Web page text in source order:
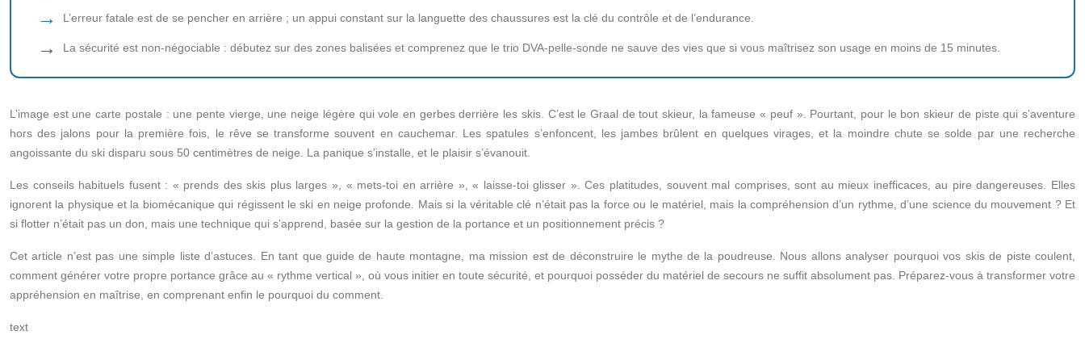
L’erreur fatale est de se pencher en arrière ; un appui constant sur la languette des chaussures est la clé du contrôle et de l’endurance.
La sécurité est non-négociable : débutez sur des zones balisées et comprenez que le trio DVA-pelle-sonde ne sauve des vies que si vous maîtrisez son usage en moins de 15 minutes.
L’image est une carte postale : une pente vierge, une neige légère qui vole en gerbes derrière les skis. C’est le Graal de tout skieur, la fameuse « peuf ». Pourtant, pour le bon skieur de piste qui s’aventure
hors des jalons pour la première fois, le rêve se transforme souvent en cauchemar. Les spatules s’enfoncent, les jambes brûlent en quelques virages, et la moindre chute se solde par une recherche
angoissante du ski disparu sous 50 centimètres de neige. La panique s’installe, et le plaisir s’évanouit.
Les conseils habituels fusent : « prends des skis plus larges », « mets-toi en arrière », « laisse-toi glisser ». Ces platitudes, souvent mal comprises, sont au mieux inefficaces, au pire dangereuses. Elles
ignorent la physique et la biomécanique qui régissent le ski en neige profonde. Mais si la véritable clé n’était pas la force ou le matériel, mais la compréhension d’un rythme, d’une science du mouvement ? Et
si flotter n’était pas un don, mais une technique qui s’apprend, basée sur la gestion de la portance et un positionnement précis ?
Cet article n’est pas une simple liste d’astuces. En tant que guide de haute montagne, ma mission est de déconstruire le mythe de la poudreuse. Nous allons analyser pourquoi vos skis de piste coulent,
comment générer votre propre portance grâce au « rythme vertical », où vous initier en toute sécurité, et pourquoi posséder du matériel de secours ne suffit absolument pas. Préparez-vous à transformer votre
appréhension en maîtrise, en comprenant enfin le pourquoi du comment.
text